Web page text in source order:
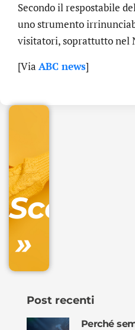
Secondo il respostabile
uno strumento
visitatori, soprattutto nel
[Via ABC news]
Scopri
»
Post recenti
Perché